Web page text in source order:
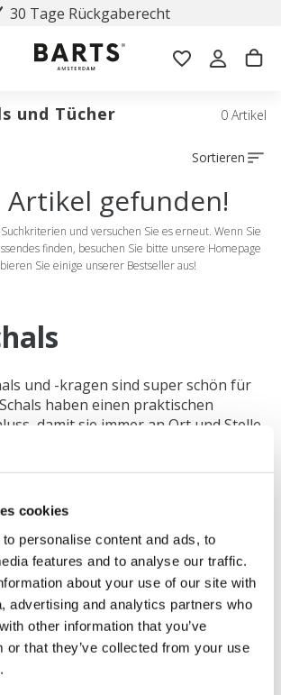
cookies
personalise content and ads, to
features and to analyse our traffic.
about your use of our site with
advertising and analytics partners who
other information that you’ve
or that they’ve collected from your use
30 Tage Rückgaberecht
und Tücher 0 Artikel
Sortieren
Artikel gefunden!
und versuchen Sie es erneut. Wenn Sie
finden, besuchen Sie bitte unsere Homepage
Sie einige unserer Bestseller aus!
und -kragen sind super schön für
haben einen praktischen
damit sie immer an Ort und Stelle
lassen sich im Handumdrehen
Babys ziehen.